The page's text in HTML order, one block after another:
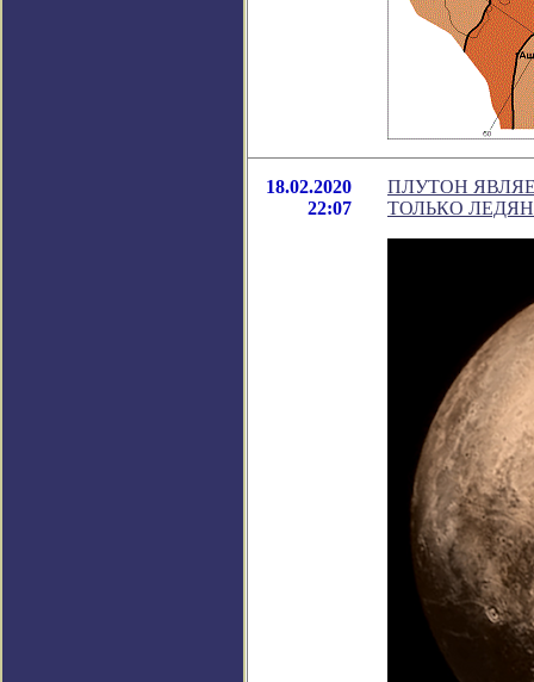
18.02.2020
22:07
ПЛУТОН
ТОЛЬКО